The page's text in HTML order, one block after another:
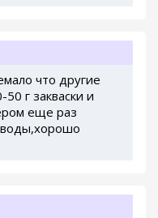
что другие
г закваски и
еще раз
воды,хорошо